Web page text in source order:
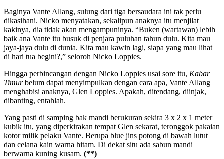
Baginya Vante Allang, sulung dari tiga bersaudara ini tak perlu
dikasihani. Nicko menyatakan, sekalipun anaknya itu menjilat
kakinya, dia tidak akan mengampuninya. “Buken (wartawan) lebih
baik ana Vante itu busuk di penjara puluhan tahun dulu. Kita mau
jaya-jaya dulu di dunia. Kita mau kawin lagi, siapa yang mau lihat
di hari tua begini?,” seloroh Nicko Loppies.
Hingga perbincangan dengan Nicko Loppies usai sore itu, Kabar
Timurbelum dapat menyimpulkan dengan cara apa, Vante Allang
menghabisi anaknya, Glen Loppies. Apakah, ditendang, diinjak,
dibanting, entahlah.
Yang pasti di samping bak mandi berukuran sekira 3 x 2 x 1 meter
kubik itu, yang diperkirakan tempat Glen sekarat, teronggok pakaian
kotor milik pelaku Vante. Berupa blue jins potong di bawah lutut
dan celana kain warna hitam. Di dekat situ ada sabun mandi
berwarna kuning kusam. (**)